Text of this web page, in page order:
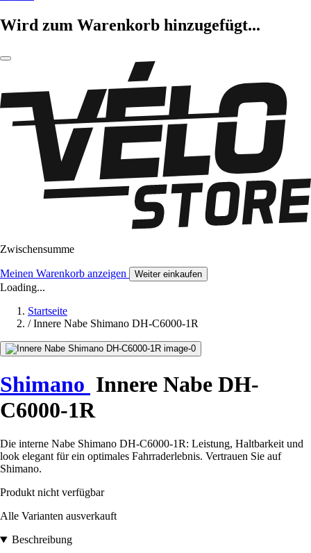
Wird zum Warenkorb hinzugefügt...
Zwischensumme
Meinen Warenkorb anzeigen Weiter einkaufen
Loading...
Startseite
/ Innere Nabe Shimano DH-C6000-1R
Shimano Innere Nabe DH-
C6000-1R
Die interne Nabe Shimano DH-C6000-1R: Leistung, Haltbarkeit und
look elegant für ein optimales Fahrraderlebnis. Vertrauen Sie auf
Shimano.
Produkt nicht verfügbar
Alle Varianten ausverkauft
Beschreibung